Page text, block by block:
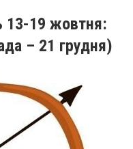
13-19 жовтня:
– 21 грудня)